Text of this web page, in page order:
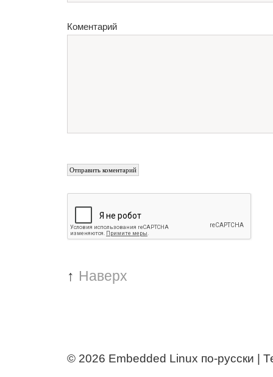
Коментарий
↑ Наверх
© 2026 Embedded Linux по-русски |